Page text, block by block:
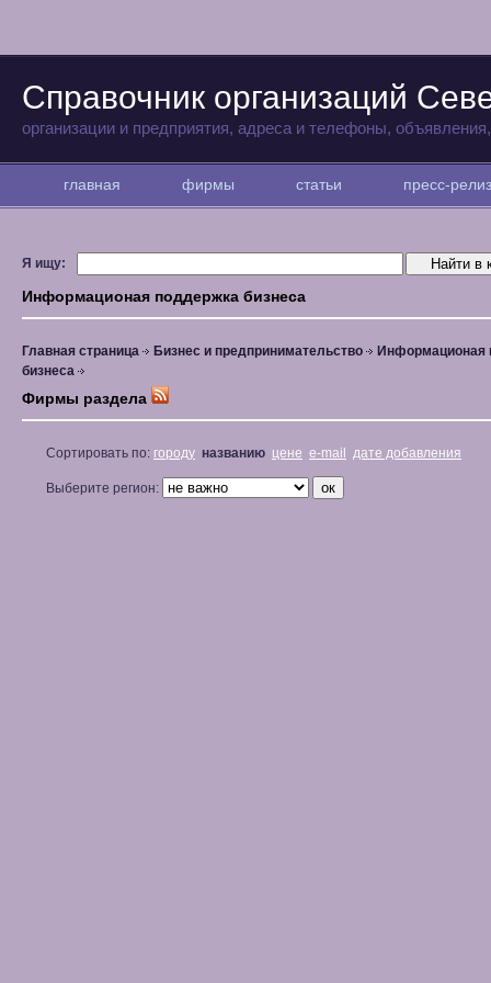
Справочник организаций
организации и предприятия, адреса и телефоны,
главная фирмы статьи пресс-
Я ищу:
Информационая поддержка бизнеса
Главная страница Бизнес и предпринимательство
Информационая
бизнеса
Фирмы раздела
Сортировать по: городу названию цене e-mail дате добавления
Выберите регион: